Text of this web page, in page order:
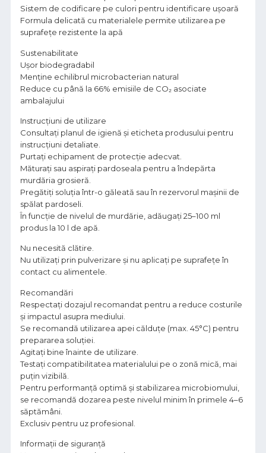
Sistem de codificare pe culori pentru identificare ușoară
Formula delicată cu materialele permite utilizarea pe
suprafețe rezistente la apă
Sustenabilitate
Ușor biodegradabil
Menține echilibrul microbacterian natural
Reduce cu până la 66% emisiile de CO₂ asociate
ambalajului
Instrucțiuni de utilizare
Consultați planul de igienă și eticheta produsului pentru
instrucțiuni detaliate.
Purtați echipament de protecție adecvat.
Măturați sau aspirați pardoseala pentru a îndepărta
murdăria grosieră.
Pregătiți soluția într-o găleată sau în rezervorul mașinii de
spălat pardoseli.
În funcție de nivelul de murdărie, adăugați 25–100 ml
produs la 10 l de apă.
Nu necesită clătire.
Nu utilizați prin pulverizare și nu aplicați pe suprafețe în
contact cu alimentele.
Recomandări
Respectați dozajul recomandat pentru a reduce costurile
și impactul asupra mediului.
Se recomandă utilizarea apei călduțe (max. 45°C) pentru
prepararea soluției.
Agitați bine înainte de utilizare.
Testați compatibilitatea materialului pe o zonă mică, mai
puțin vizibilă.
Pentru performanță optimă și stabilizarea microbiomului,
se recomandă dozarea peste nivelul minim în primele 4–6
săptămâni.
Exclusiv pentru uz profesional.
Informații de siguranță